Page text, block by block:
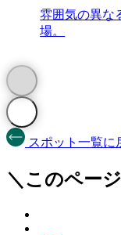
雰囲気の異な
場。
スポット一覧に
＼このペー